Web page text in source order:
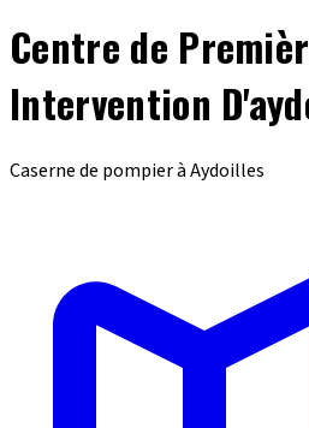
Centre de
Intervention
Caserne de pompier à Aydoilles